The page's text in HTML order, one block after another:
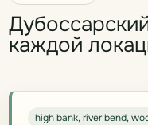
каждой
high bank, river bend,